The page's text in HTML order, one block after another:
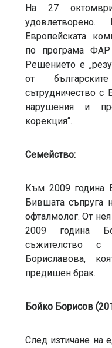
На 27
Европейската
по програма
Решението е
от
сътрудничество
нарушения и
корекция“.
Семейство:
Към 2009 година
Бившата съпруга
офталмолог. От
2009 година
съжителство с
Бориславова,
предишен брак.
Бойко Борисов
След изтичане на